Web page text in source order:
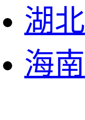
湖北
海南